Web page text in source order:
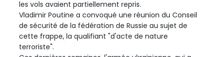
les vols avaient partiellement repris.
Vladimir Poutine a convoqué une réunion du Conseil
de sécurité de la fédération de Russie au sujet de
cette frappe, la qualifiant "d'acte de nature
terroriste".